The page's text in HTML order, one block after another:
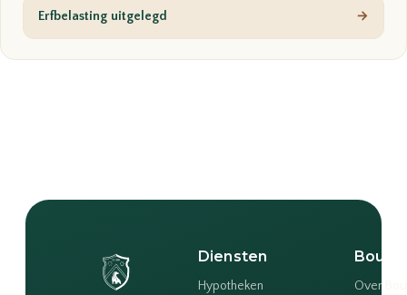
Erfbelasting uitgelegd →
Diensten
Hypotheken
Bouvy
Over